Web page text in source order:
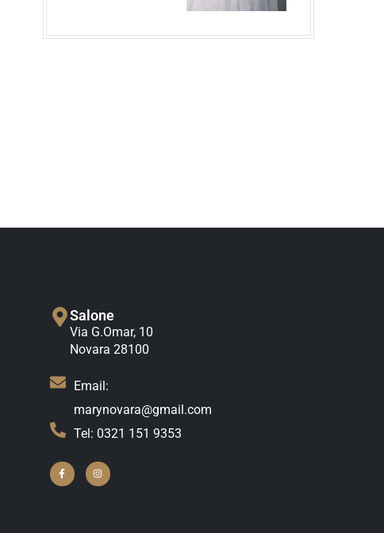
Salone
Via G.Omar, 10
Novara 28100
Email:
marynovara@gmail.com
Tel: 0321 151 9353